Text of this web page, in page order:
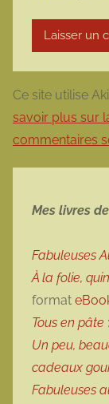
Ce site utilise
savoir plus sur
commentaires
Mes livres
Fabuleuses
À la folie,
format
Tous en pâte
Un peu,
cadeaux
Fabuleuses